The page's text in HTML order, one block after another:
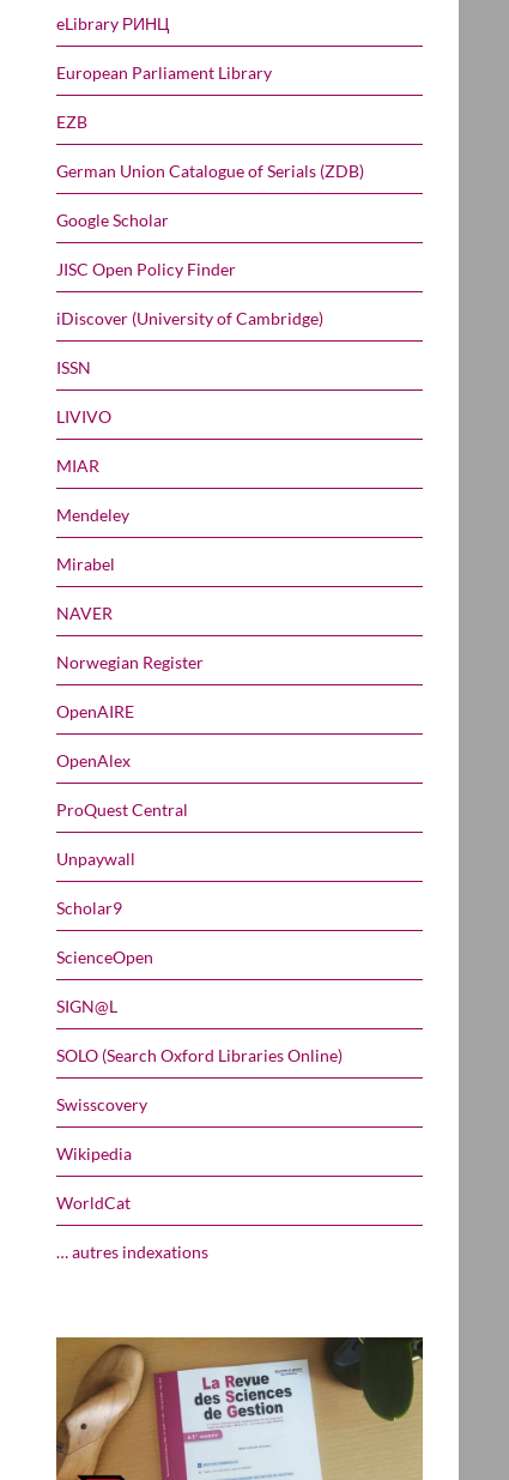
eLibrary РИНЦ
European Parliament Library
EZB
German Union Catalogue of Serials (ZDB)
Google Scholar
JISC Open Policy Finder
iDiscover (University of Cambridge)
ISSN
LIVIVO
MIAR
Mendeley
Mirabel
NAVER
Norwegian Register
OpenAIRE
OpenAlex
ProQuest Central
Unpaywall
Scholar9
ScienceOpen
SIGN@L
SOLO (Search Oxford Libraries Online)
Swisscovery
Wikipedia
WorldCat
… autres indexations